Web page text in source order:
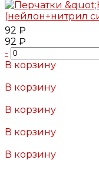
92 ₽
92 ₽
-
В корзину
В корзину
В корзину
В корзину
В корзину